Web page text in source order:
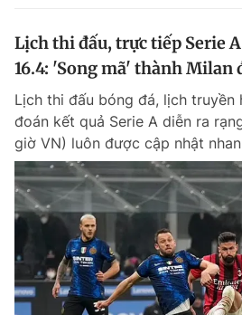
Lịch thi đấu, trực tiếp Serie
16.4: 'Song mã' thành Milan
Lịch thi đấu bóng đá, lịch
đoán kết quả Serie A diễn ra
giờ VN) luôn được cập nhật